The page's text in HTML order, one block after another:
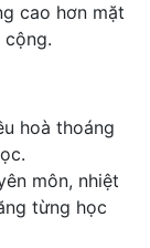
cao hơn mặt
cộng.
hoà thoáng
môn, nhiệt
từng học